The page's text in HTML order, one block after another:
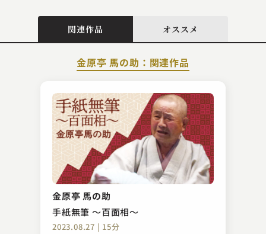
関連作品 オススメ
金原亭 馬の助：関連作品
金原亭 馬の助
手紙無筆 ～百面相～
2023.08.27 | 15分
桂 ひな太郎
締め込み
2023.03.20 | 15分